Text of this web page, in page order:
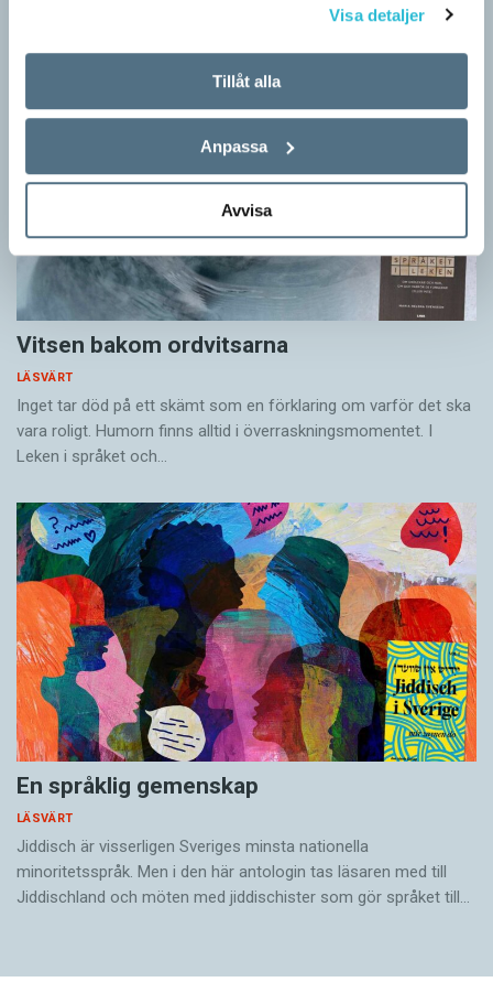
Visa detaljer
Tillåt alla
Anpassa
Avvisa
Vitsen bakom ordvitsarna
LÄSVÄRT
Inget tar död på ett skämt som en förklaring om varför det ska
vara roligt. Humorn finns alltid i överrask­ningsmomentet. I
Leken i språket och…
En språklig gemenskap
LÄSVÄRT
Jiddisch är visserligen Sveriges minsta nationella
minoritetsspråk. Men i den här antologin tas läsaren med till
Jiddischland och möten med jiddischister som gör språket till…